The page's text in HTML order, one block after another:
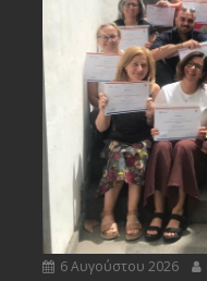
6 Αυγούστου 2026